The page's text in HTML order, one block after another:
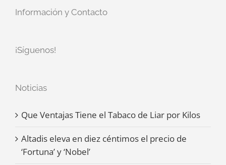
Información y Contacto
¡Síguenos!
Noticias
Que Ventajas Tiene el Tabaco de Liar por Kilos
Altadis eleva en diez céntimos el precio de
‘Fortuna’ y ‘Nobel’